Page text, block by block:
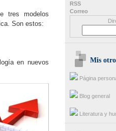
tres modelos
Son estos:
en nuevos
RSS
Correo
Mis
Página
Blog general
Literatura y